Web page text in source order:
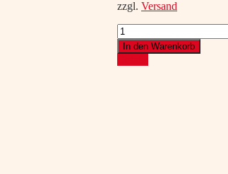
zzgl. Versand
Hochenperg®
Leithaberg
DAC
2023
In den Warenkorb